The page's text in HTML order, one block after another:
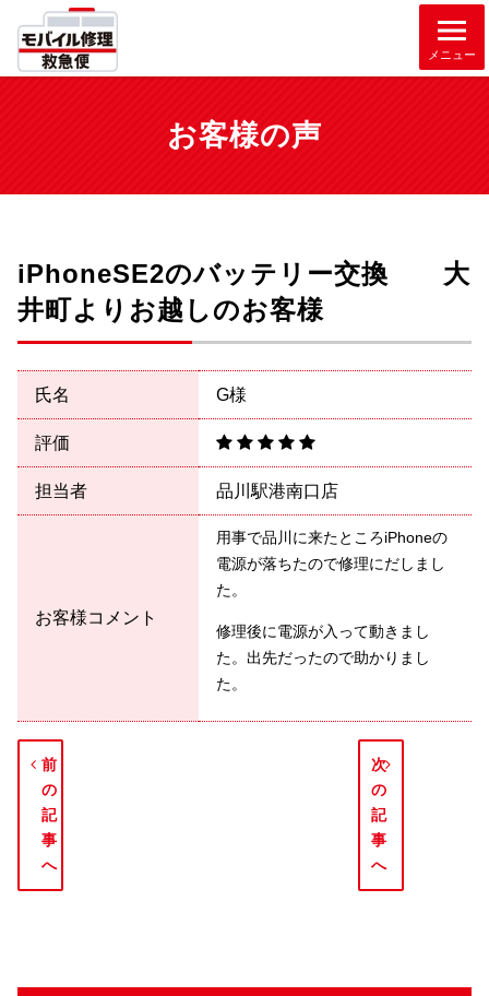
メニュー
お客様の声
iPhoneSE2のバッテリー交換 大
井町よりお越しのお客様
氏名 G様
評価
担当者 品川駅港南口店
お客様コメント
用事で品川に来たところiPhoneの
電源が落ちたので修理にだしまし
た。
修理後に電源が入って動きまし
た。出先だったので助かりまし
た。
前
の
記
事
へ
次
の
記
事
へ